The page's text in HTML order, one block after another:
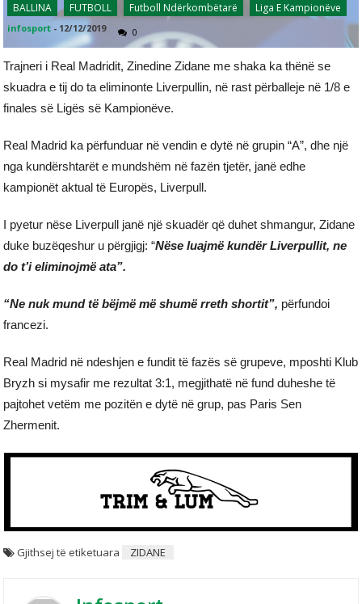
BALLINA FUTBOLL Futboll Ndërkombëtarë Liga E Kampionëve
infosport - 12/12/2019 0
Trajneri i Real Madridit, Zinedine Zidane me shaka ka thënë se
skuadra e tij do ta eliminonte Liverpullin, në rast përballeje në 1/8 e
finales së Ligës së Kampionëve.
Real Madrid ka përfunduar në vendin e dytë në grupin “A”, dhe një
nga kundërshtarët e mundshëm në fazën tjetër, janë edhe
kampionët aktual të Europës, Liverpull.
I pyetur nëse Liverpull janë një skuadër që duhet shmangur, Zidane
duke buzëqeshur u përgjigj: “Nëse luajmë kundër Liverpullit, ne
do t’i eliminojmë ata”.
“Ne nuk mund të bëjmë më shumë rreth shortit”, përfundoi
francezi.
Real Madrid në ndeshjen e fundit të fazës së grupeve, mposhti Klub
Bryzh si mysafir me rezultat 3:1, megjithatë në fund duheshe të
pajtohet vetëm me pozitën e dytë në grup, pas Paris Sen
Zhermenit.
Gjithsej të etiketuara ZIDANE